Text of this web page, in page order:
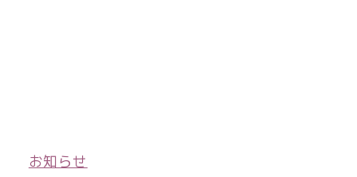
お知らせ